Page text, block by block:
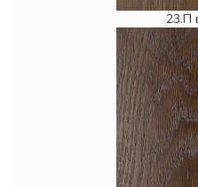
23.П